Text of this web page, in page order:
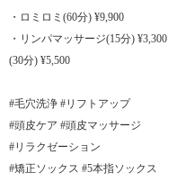
・ロミロミ(60分) ¥9,900
・リンパマッサージ(15分) ¥3,300
(30分) ¥5,500
#毛穴洗浄 #リフトアップ
#頭皮ケア #頭皮マッサージ
#リラクゼーション
#矯正ソックス #5本指ソックス